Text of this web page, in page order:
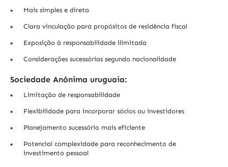
Mais simples e direta
Clara vinculação para propósitos de residência fiscal
Exposição à responsabilidade ilimitada
Considerações sucessórias segundo nacionalidade
Sociedade Anônima uruguaia:
Limitação de responsabilidade
Flexibilidade para incorporar sócios ou investidores
Planejamento sucessório mais eficiente
Potencial complexidade para reconhecimento de
investimento pessoal